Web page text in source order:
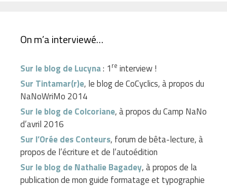
On m’a interviewé…
Sur le blog de Lucyna: 1 re interview !
Sur Tintamar(r)e, le blog de CoCyclics, à propos du
NaNoWriMo 2014
Sur le blog de Colcoriane, à propos du Camp NaNo
d’avril 2016
Sur l’Orée des Conteurs, forum de bêta-lecture, à
propos de l’écriture et de l’autoédition
Sur le blog de Nathalie Bagadey, à propos de la
publication de mon guide formatage et typographie